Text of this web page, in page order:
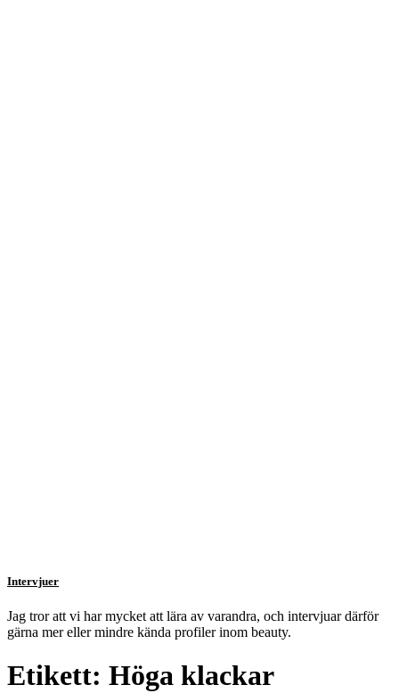
Intervjuer
Jag tror att vi har mycket att lära av varandra, och intervjuar därför
gärna mer eller mindre kända profiler inom beauty.
Etikett: Höga klackar